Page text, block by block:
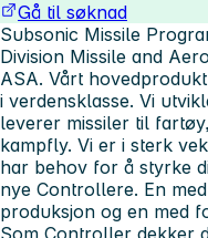
Gå til søknad
Subsonic Missile
Division Missile and
ASA. Vårt
i verdensklasse. Vi
leverer missiler til
kampfly. Vi er i sterk
har behov for å styrke
nye Controllere. En
produksjon og en med